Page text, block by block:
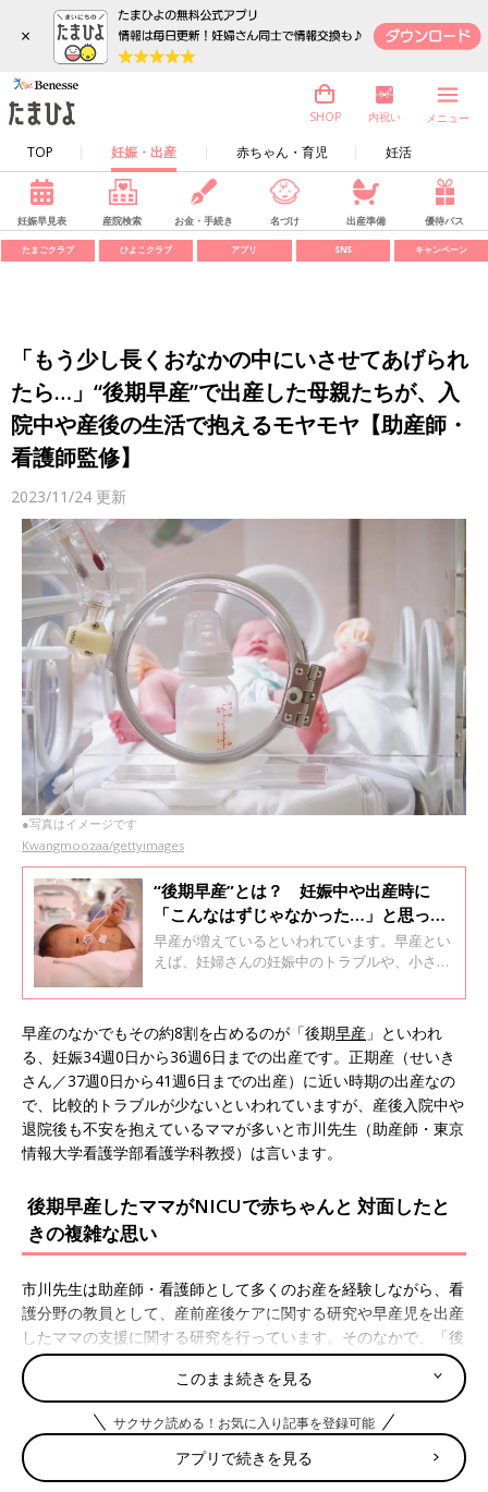
×
TOP 妊娠・出産 赤ちゃん・育児 妊活
SHOP 内祝い メニュー
妊娠早見表 産院検索 お金・手続き 名づけ 出産準備 優待パス
たまごクラブ ひよこクラブ アプリ SNS キャンペーン
「もう少し長くおなかの中にいさせてあげられ
たら…」“後期早産”で出産した母親たちが、入
院中や産後の生活で抱えるモヤモヤ【助産師・
看護師監修】
2023/11/24 更新
●写真はイメージです
Kwangmoozaa/gettyimages
“後期早産”とは？ 妊娠中や出産時に
「こんなはずじゃなかった…」と思って
しまうママとパパへ【助産師・看護師監
修】
早産が増えているといわれています。早産とい
えば、妊婦さんの妊娠中のトラブルや、小さく
でも、じつは早産児の多くは、深刻なトラブル
が比較的少ない「後期早産児」といわれる赤ち
ゃんです。今回は、意外にも情報がとても少な
い、後期早産で産んだママや赤ちゃんについて
研究をされている市川香織先生にお話をうかが
いました。
早産のなかでもその約8割を占めるのが「後期早産 」といわれ
る、妊娠34週0日から36週6日までの出産です。正期産（せいき
さん／37週0日から41週6日までの出産）に近い時期の出産なの
で、比較的トラブルが少ないといわれていますが、産後入院中や
退院後も不安を抱えているママが多いと市川先生（助産師・東京
情報大学看護学部看護学科教授）は言います。
後期早産したママがNICUで赤ちゃんと 対面したと
きの複雑な思い
市川先生は助産師・看護師として多くのお産を経験しながら、看
護分野の教員として、産前産後ケアに関する研究や早産児を出産
したママの支援に関する研究を行っています。そのなかで、「後
期早産」のママたちのケアに着目。無事出産したあとの産後入院
中から退院後も、ママたちの複雑な思いがあることがわかったと
いいます。
――後期早産で出産したあと、入院中のママと赤ちゃんにはどん
な状況が見られるのでしょうか。
このまま続きを見る
サクサク読める！お気に入り記事を登録可能
アプリで続きを見る